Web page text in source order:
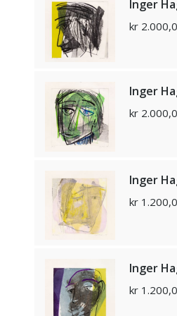
Inger
kr
Inger
kr
Inger
kr
Inger
kr